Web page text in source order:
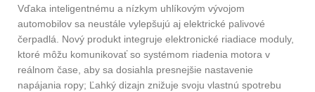
Vďaka inteligentnému a nízkym uhlíkovým vývojom
automobilov sa neustále vylepšujú aj elektrické palivové
čerpadlá. Nový produkt integruje elektronické riadiace moduly,
ktoré môžu komunikovať so systémom riadenia motora v
reálnom čase, aby sa dosiahla presnejšie nastavenie
napájania ropy; Ľahký dizajn znižuje svoju vlastnú spotrebu